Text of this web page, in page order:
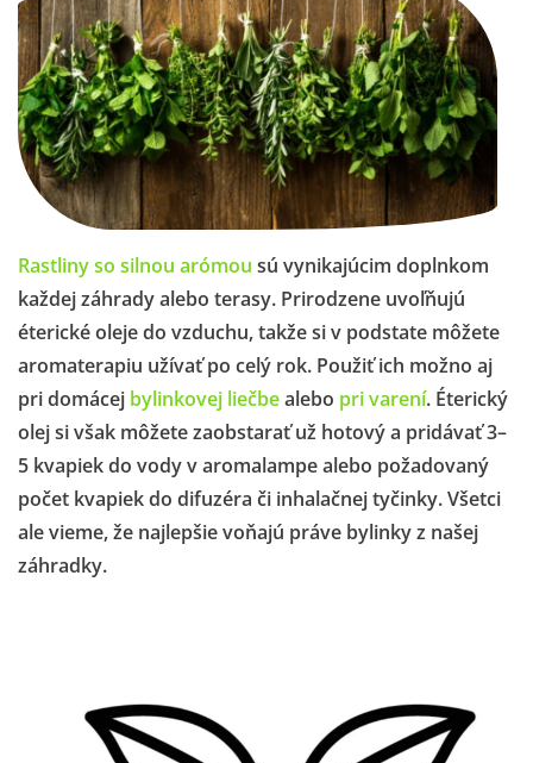
Rastliny so silnou arómou sú vynikajúcim doplnkom
každej záhrady alebo terasy. Prirodzene uvoľňujú
éterické oleje do vzduchu, takže si v podstate môžete
aromaterapiu užívať po celý rok. Použiť ich možno aj
pri domácej bylinkovej liečbealebo pri varení. Éterický
olej si však môžete zaobstarať už hotový a pridávať 3–
5 kvapiek do vody v aromalampe alebo požadovaný
počet kvapiek do difuzéra či inhalačnej tyčinky.Všetci
ale vieme, že najlepšie voňajú práve bylinky z našej
záhradky.